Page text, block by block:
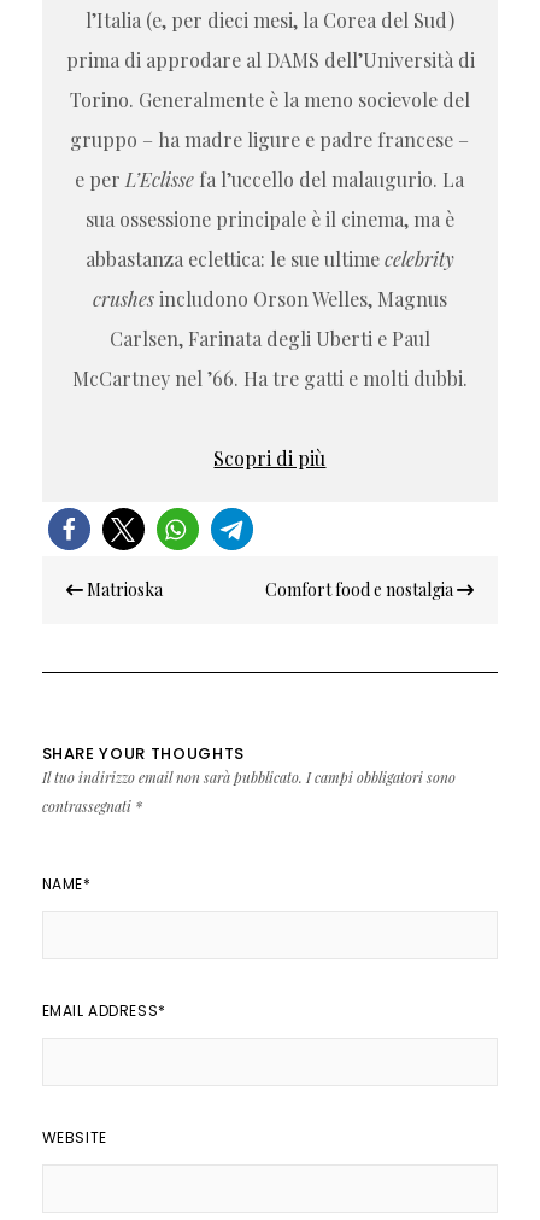
l’Italia (e, per dieci mesi, la Corea del Sud)
prima di approdare al DAMS dell’Università di
Torino. Generalmente è la meno socievole del
gruppo – ha madre ligure e padre francese –
e per L’Eclisse fa l’uccello del malaugurio. La
sua ossessione principale è il cinema, ma è
abbastanza eclettica: le sue ultimecelebrity
crushesincludono Orson Welles, Magnus
Carlsen, Farinata degli Uberti e Paul
McCartney nel ’66. Ha tre gatti e molti dubbi.
Scopri di più
Navigazione
Matrioska Comfort food e nostalgia
SHARE YOUR THOUGHTS
Il tuo indirizzo email non sarà pubblicato. I campi obbligatori sono
contrassegnati *
NAME*
EMAIL ADDRESS*
WEBSITE